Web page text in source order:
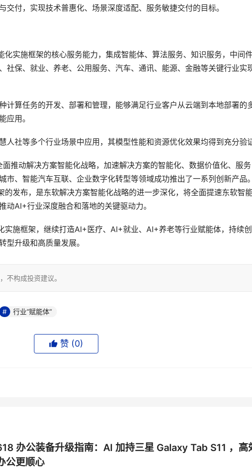
交付，实现技术普惠化、场景深度适配、服务敏捷交付的目标。
化实施框架的核心服务能力，集成智能体、算法服务、知识服务，中间
社保、就业、养老、公用服务、汽车、通讯、能源、金融等关键行业实
计算任务的开发、部署和管理，能够满足行业客户从云端到本地部署的
应用。
人社等多个行业场景中应用，其模型性能和资源优化效果均得到充分验证
推动解决方案智能化战略，加速解决方案的智能化、数据价值化、服务
市、智能汽车互联、企业数字化转型等领域成功推出了一系列创新产品
的发布，是东软解决方案智能化战略的进一步深化，将全面提速东软智
AI+行业深度融合和落地的关键驱动力。
实施框架，继续打造AI+医疗、AI+就业、AI+养老等行业赋能体，持续
型升级和高质量发展。
不构成投资建议。
行业“赋能体”
赞 (0)
办公装备升级指南：AI 加持三星 Galaxy Tab S11 ，高
公更顺心